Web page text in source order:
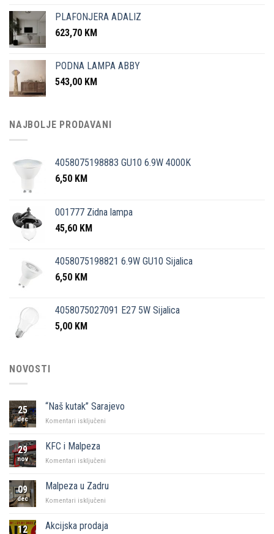
PLAFONJERA ADALIZ
623,70 KM
PODNA LAMPA ABBY
543,00 KM
NAJBOLJE PRODAVANI
4058075198883 GU10 6.9W 4000K
6,50 KM
001777 Zidna lampa
45,60 KM
4058075198821 6.9W GU10 Sijalica
6,50 KM
4058075027091 E27 5W Sijalica
5,00 KM
NOVOSTI
25
dec
“Naš kutak” Sarajevo
Komentari isključeni
29
nov
KFC i Malpeza
Komentari isključeni
Malpeza
09
dec
Malpeza u Zadru
Komentari isključeni
Zadru
12 Akcijska prodaja